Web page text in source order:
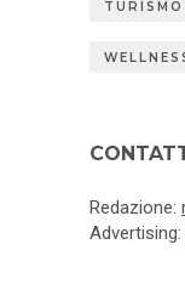
Redazione:
Advertising: